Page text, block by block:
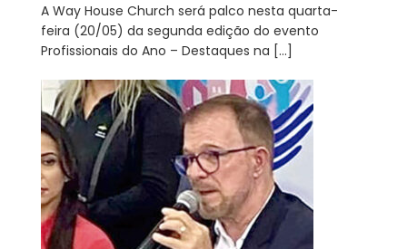
A Way House Church será palco nesta quarta-
feira (20/05) da segunda edição do evento
Profissionais do Ano – Destaques na […]